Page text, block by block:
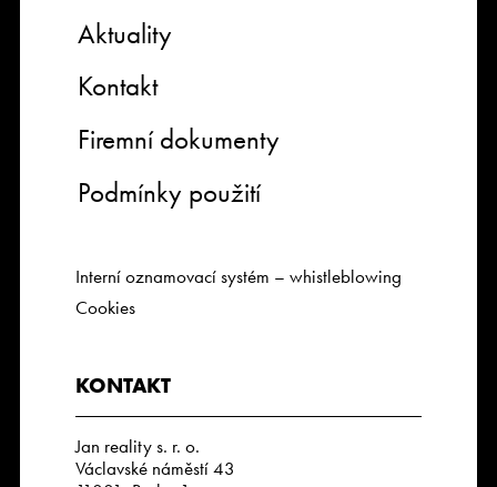
Aktuality
Kontakt
Firemní dokumenty
Podmínky použití
Interní oznamovací systém – whistleblowing
Cookies
KONTAKT
Jan reality s. r. o.
Václavské náměstí 43